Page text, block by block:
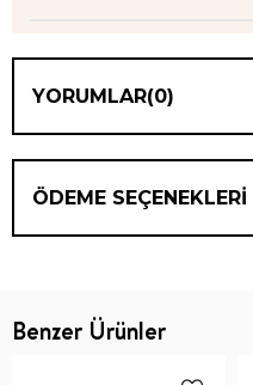
YORUMLAR(0)
ÖDEME SEÇENEKLERI
Benzer Ürünler